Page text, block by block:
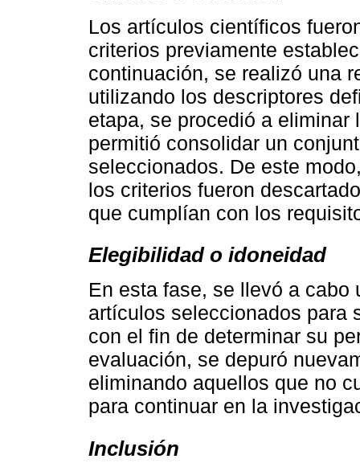
Los artículos científicos
criterios previamente
continuación, se realizó una
utilizando los descriptores
etapa, se procedió a
permitió consolidar un
seleccionados. De este
los criterios fueron
que cumplían con los
Elegibilidad o idoneidad
En esta fase, se llevó a
artículos seleccionados para
con el fin de determinar su
evaluación, se depuró
eliminando aquellos que no
para continuar en la
Inclusión